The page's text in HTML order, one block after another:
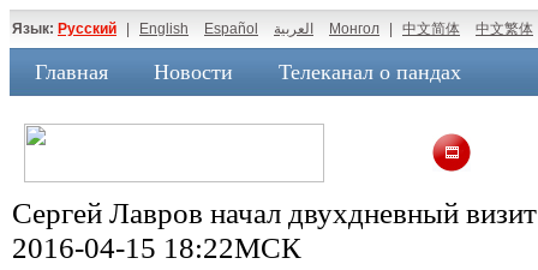
Язык: Русский English Español العربية Монгол 中文简体 中文繁体
Главная Новости Телеканал о пандах
Сергей Лавров начал двухдневный
2016-04-15 18:22МСК